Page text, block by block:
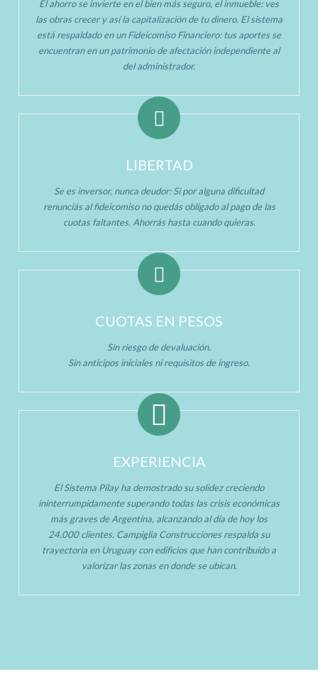
El ahorro se invierte en el bien más seguro, el inmueble: ves
las obras crecer y así la capitalización de tu dinero. El sistema
está respaldado en un Fideicomiso Financiero: tus aportes se
encuentran en un patrimonio de afectación independiente al
del administrador.
LIBERTAD
Se es inversor, nunca deudor: Si por alguna dificultad
renunciás al fideicomiso no quedás obligado al pago de las
cuotas faltantes. Ahorrás hasta cuando quieras.
CUOTAS EN PESOS
Sin riesgo de devaluación.
Sin anticipos iniciales ni requisitos de ingreso.
EXPERIENCIA
El Sistema Pilay ha demostrado su solidez creciendo
ininterrumpidamente superando todas las crisis económicas
más graves de Argentina, alcanzando al día de hoy los
24.000 clientes. Campiglia Construcciones respalda su
trayectoria en Uruguay con edificios que han contribuido a
valorizar las zonas en donde se ubican.